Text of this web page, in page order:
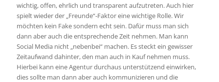
wichtig, offen, ehrlich und transparent aufzutreten. Auch hier
spielt wieder der „Freunde“-Faktor eine wichtige Rolle. Wir
möchten kein Fake sondern echt sein. Dafür muss man sich
dann aber auch die entsprechende Zeit nehmen. Man kann
Social Media nicht „nebenbei“ machen. Es steckt ein gewisser
Zeitaufwand dahinter, den man auch in Kauf nehmen muss.
Hierbei kann eine Agentur durchaus unterstützend einwirken,
dies sollte man dann aber auch kommunizieren und die